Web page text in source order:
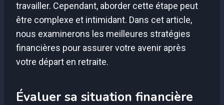
travailler. Cependant, aborder cette étape peut
être complexe et intimidant. Dans cet article,
nous examinerons les meilleures stratégies
financières pour assurer votre avenir après
votre départ en retraite.
Évaluer sa situation financière